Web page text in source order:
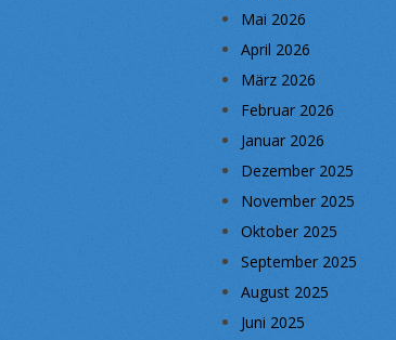
Mai 2026
April 2026
März 2026
Februar 2026
Januar 2026
Dezember 2025
November 2025
Oktober 2025
September 2025
August 2025
Juni 2025